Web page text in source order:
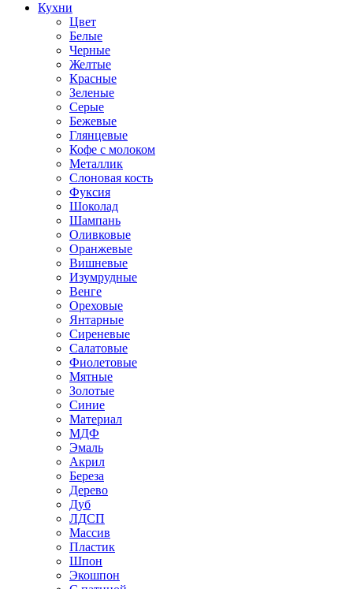
Кухни
Цвет
Белые
Черные
Желтые
Красные
Зеленые
Серые
Бежевые
Глянцевые
Кофе с молоком
Металлик
Слоновая кость
Фуксия
Шоколад
Шампань
Оливковые
Оранжевые
Вишневые
Изумрудные
Венге
Ореховые
Янтарные
Сиреневые
Салатовые
Фиолетовые
Мятные
Золотые
Синие
Материал
МДФ
Эмаль
Акрил
Береза
Дерево
Дуб
ЛДСП
Массив
Пластик
Шпон
Экошпон